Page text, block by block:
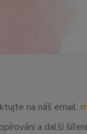
na náš email:
a další